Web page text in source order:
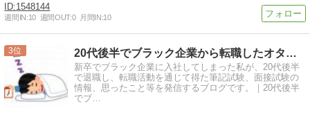
1548144
週間IN:10 週間OUT:0 月間IN:10
3 20代後半でブラック企業から転職したオタクのブログ
新卒でブラック企業に入社してしまった私が、20代後半
で退職し、転職活動を通じて得た筆記試験、面接試験の
情報、思ったこと等を発信するブログです。｜20代後半
でブ…